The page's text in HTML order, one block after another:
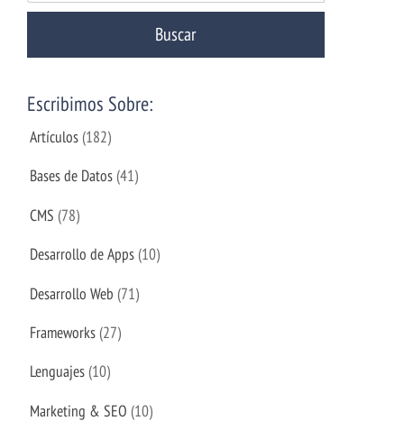
Escribimos Sobre:
Artículos (182)
Bases de Datos (41)
CMS (78)
Desarrollo de Apps (10)
Desarrollo Web (71)
Frameworks (27)
Lenguajes (10)
Marketing & SEO (10)